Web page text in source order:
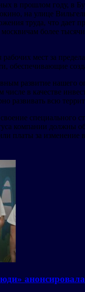
в прошлом году, в
на улице
труда, что дает
более
рабочих мест за
обеспечивающие
развитие нашего
в качестве
развивать всю
специального
компании должны
платы за изменение